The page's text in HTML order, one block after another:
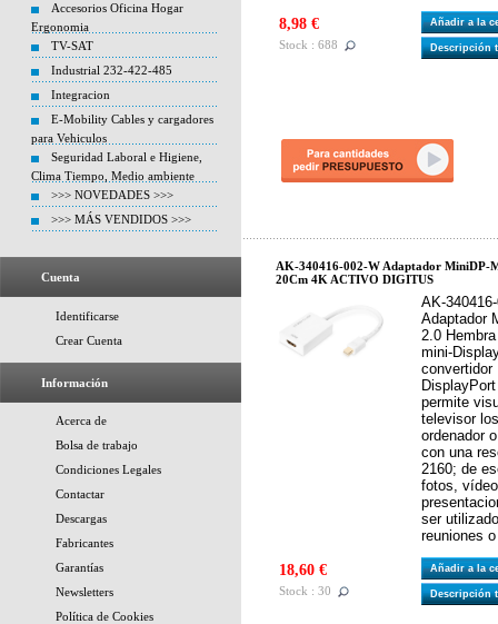
Accesorios Oficina Hogar
Ergonomia
TV-SAT
Industrial 232-422-485
Integracion
E-Mobility Cables y cargadores
para Vehiculos
Seguridad Laboral e Higiene,
Clima Tiempo, Medio ambiente
>>> NOVEDADES >>>
>>> MÁS VENDIDOS >>>
Cuenta
Identificarse
Crear Cuenta
Información
Acerca de
Bolsa de trabajo
Condiciones Legales
Contactar
Descargas
Fabricantes
Garantías
Newsletters
Política de Cookies
8,98 €
Stock : 688
Añadir a la
Descripción
AK-340416-002-W Adaptador MiniDP-
20Cm 4K ACTIVO DIGITUS
AK-
Adaptador
2.0
mini-
convertidor
permite
televisor
ordenador
con una
2160; de
fotos,
ser
reuniones
18,60 €
Stock : 30
Añadir a la
Descripción